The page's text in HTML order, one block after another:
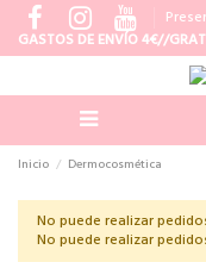
GASTOS DE ENVÍO 4€//
Inicio Dermocosmética
No puede realizar
No puede realizar